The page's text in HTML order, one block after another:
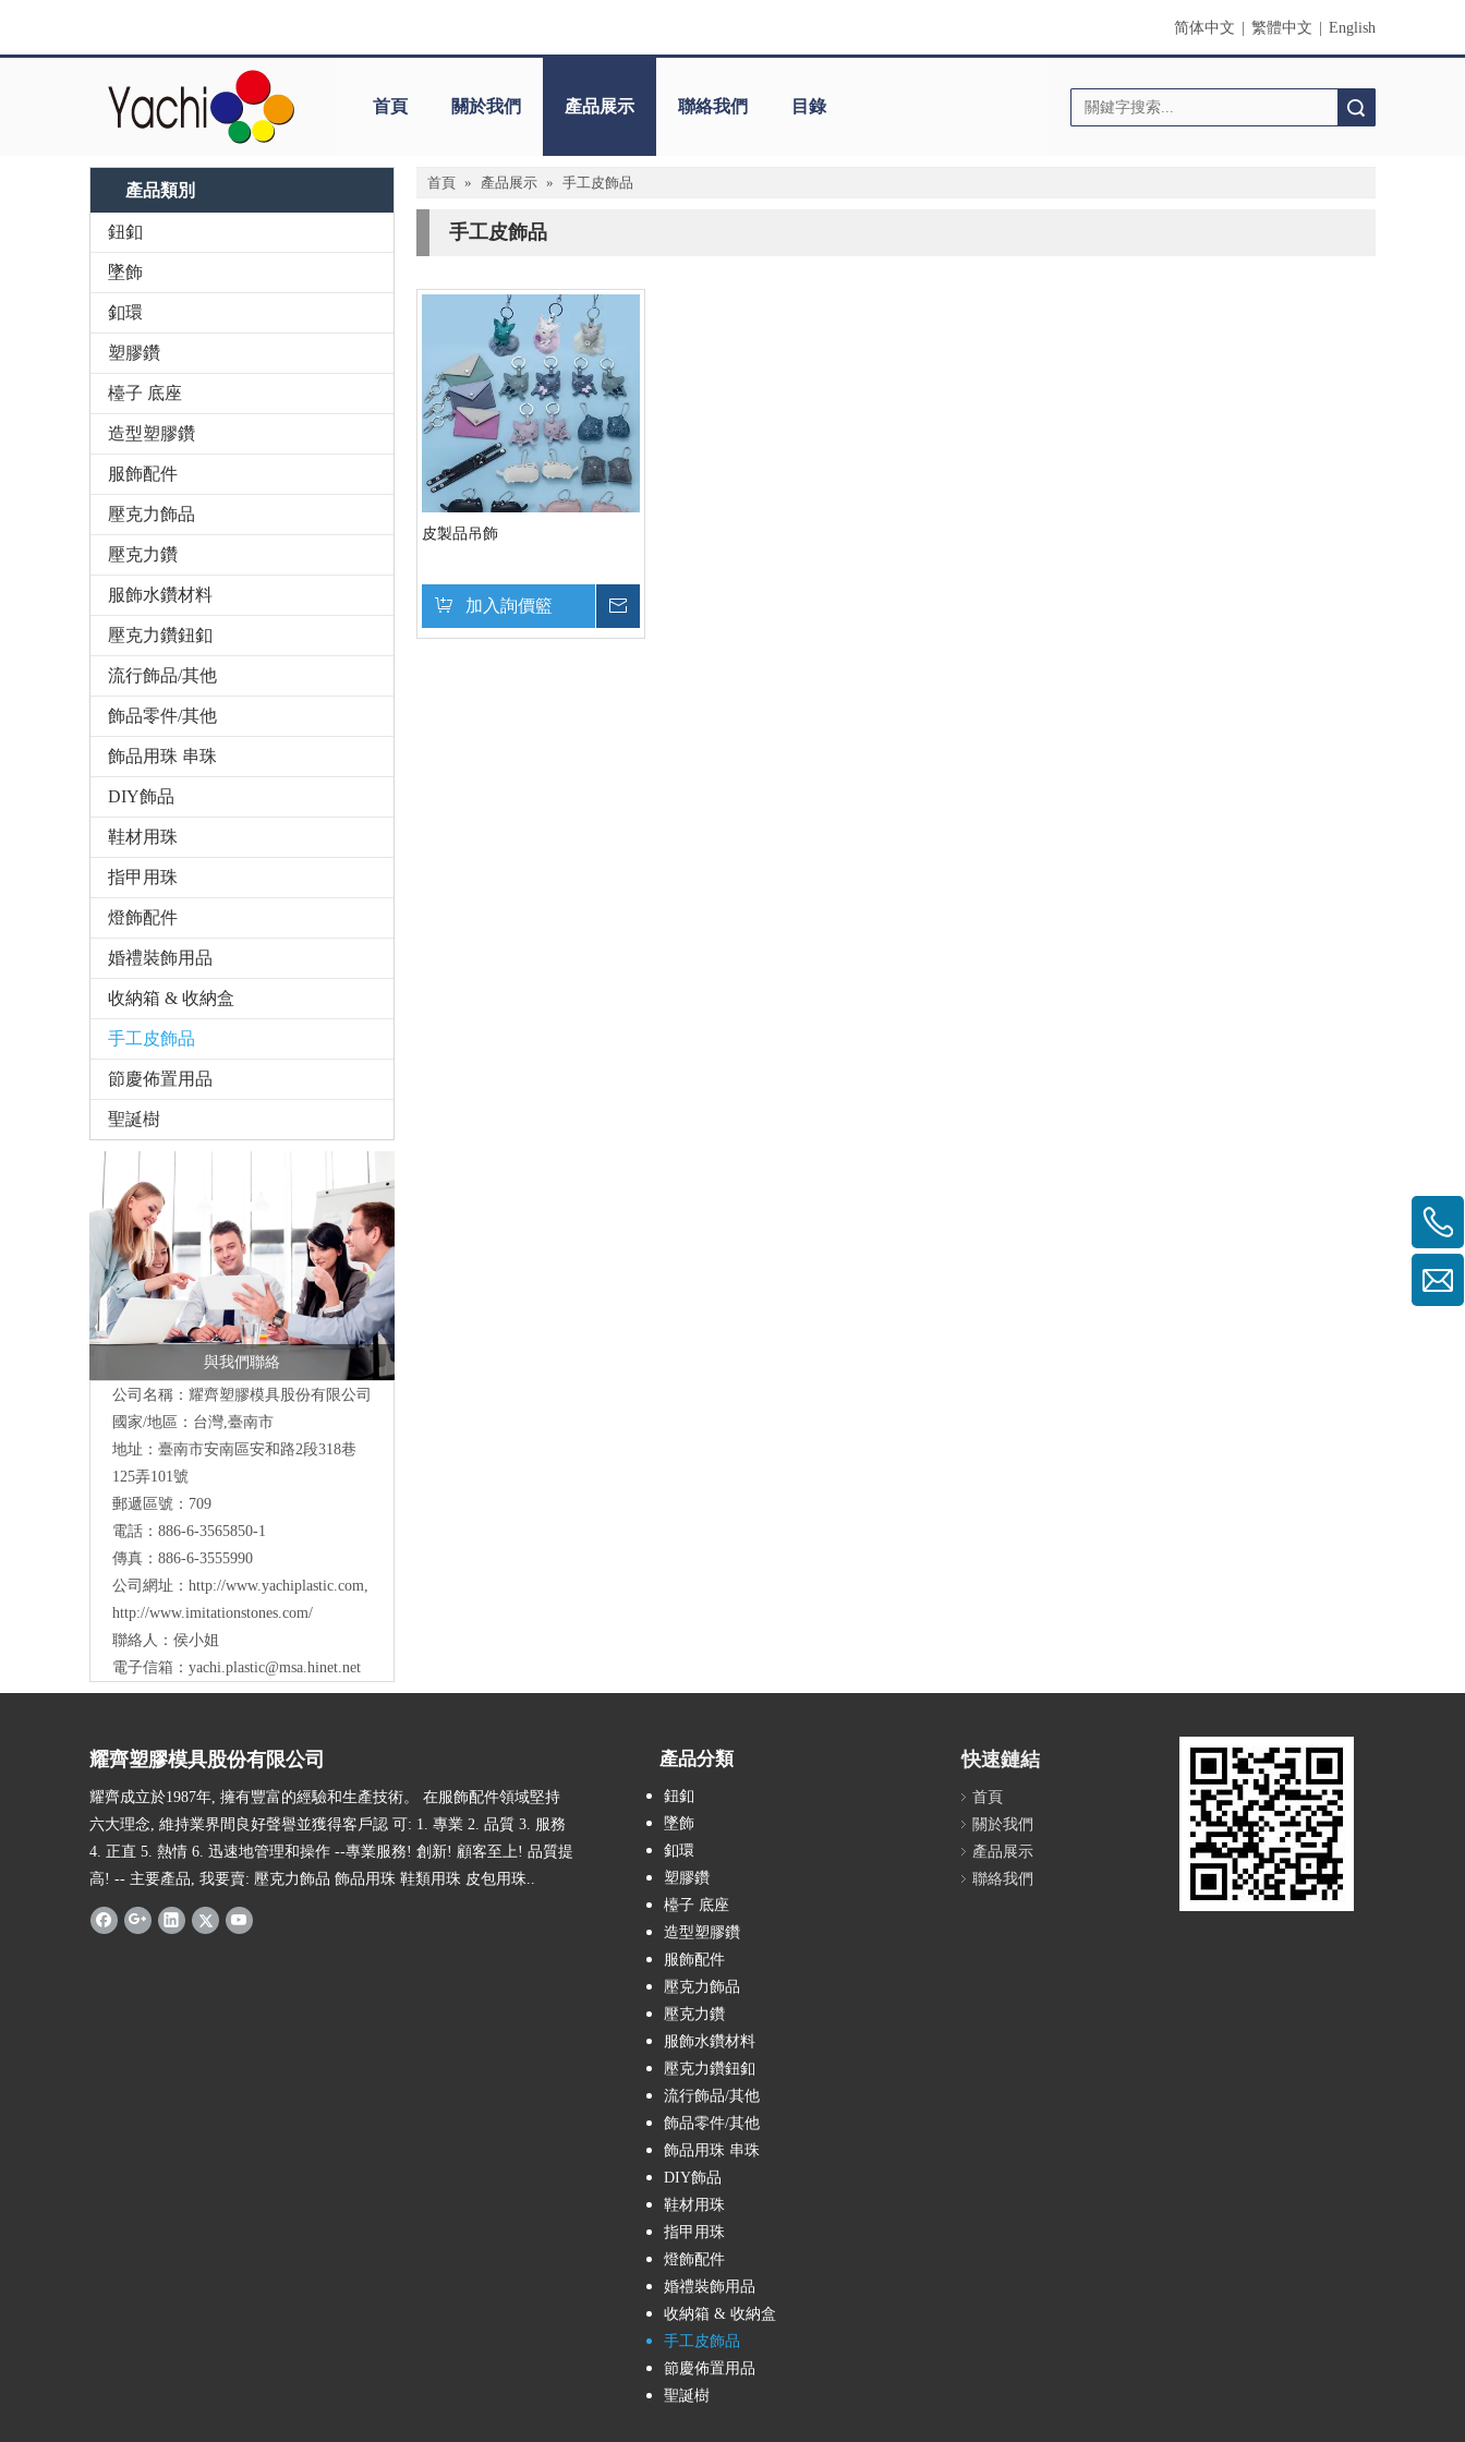
简体中文 繁體中文 English
首頁 關於我們 產品展示 聯絡我們 目錄
產品類別
鈕釦
墜飾
釦環
塑膠鑽
檯子 底座
造型塑膠鑽
服飾配件
壓克力飾品
壓克力鑽
服飾水鑽材料
壓克力鑽鈕釦
流行飾品/其他
飾品零件/其他
飾品用珠 串珠
DIY飾品
鞋材用珠
指甲用珠
燈飾配件
婚禮裝飾用品
收納箱 & 收納盒
手工皮飾品
節慶佈置用品
聖誕樹
與我們聯絡
公司名稱：耀齊塑膠模具股份有限公司
國家/地區：台灣,臺南市
地址：臺南市安南區安和路2段318巷
125弄101號
郵遞區號：709
電話：886-6-3565850-1
傳真：886-6-3555990
公司網址： http://www.yachiplastic.com,
http://www.imitationstones.com/
聯絡人：侯小姐
電子信箱： yachi.plastic@msa.hinet.net
首頁 » 產品展示 » 手工皮飾品
手工皮飾品
皮製品吊飾
加入詢價籃
耀齊塑膠模具股份有限公司
耀齊成立於1987年, 擁有豐富的經驗和生產技術。 在服飾配件領域堅持
六大理念, 維持業界間良好聲譽並獲得客戶認 可: 1. 專業 2. 品質 3. 服務
4. 正直 5. 熱情 6. 迅速地管理和操作 --專業服務! 創新! 顧客至上! 品質提
高! -- 主要產品, 我要賣: 壓克力飾品 飾品用珠 鞋類用珠 皮包用珠..
產品分類
鈕釦
墜飾
釦環
塑膠鑽
檯子 底座
造型塑膠鑽
服飾配件
壓克力飾品
壓克力鑽
服飾水鑽材料
壓克力鑽鈕釦
流行飾品/其他
飾品零件/其他
飾品用珠 串珠
DIY飾品
鞋材用珠
指甲用珠
燈飾配件
婚禮裝飾用品
收納箱 & 收納盒
手工皮飾品
節慶佈置用品
聖誕樹
快速鏈結
首頁
關於我們
產品展示
聯絡我們